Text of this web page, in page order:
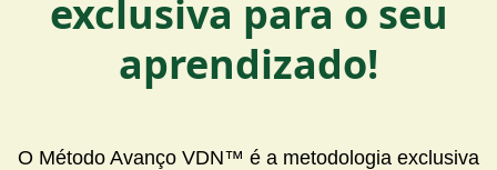
exclusiva para o seu
aprendizado!
O Método Avanço VDN™ é a metodologia exclusiva